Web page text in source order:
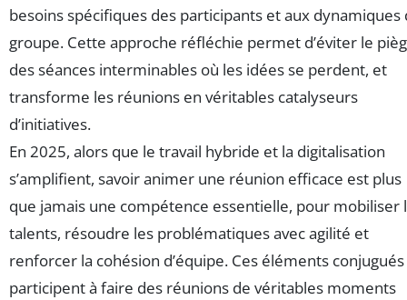
besoins spécifiques des participants et aux dynamiques
groupe. Cette approche réfléchie permet d’éviter le
des séances interminables où les idées se perdent, et
transforme les réunions en véritables catalyseurs
d’initiatives.
En 2025, alors que le travail hybride et la digitalisation
s’amplifient, savoir animer une réunion efficace est plus
que jamais une compétence essentielle, pour mobiliser
talents, résoudre les problématiques avec agilité et
renforcer la cohésion d’équipe. Ces éléments conjugués
participent à faire des réunions de véritables moments